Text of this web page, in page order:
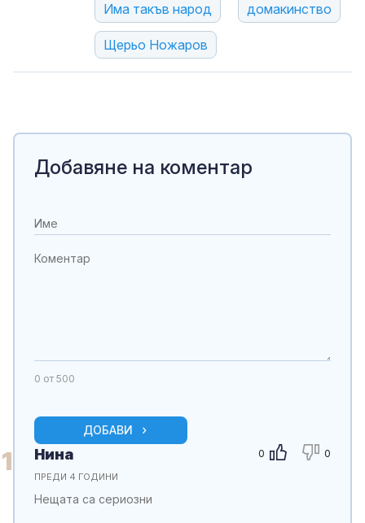
Има такъв народ домакинство
Щерьо Ножаров
Добавяне на коментар
0 от 500
ДОБАВИ
1 0 0
Нина
ПРЕДИ 4 ГОДИНИ
Нещата са сериозни